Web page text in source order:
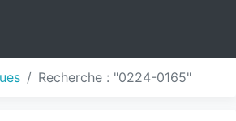
Recherche : "0224-0165"